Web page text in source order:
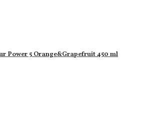
Power 5 Orange&Grapefruit 450 ml